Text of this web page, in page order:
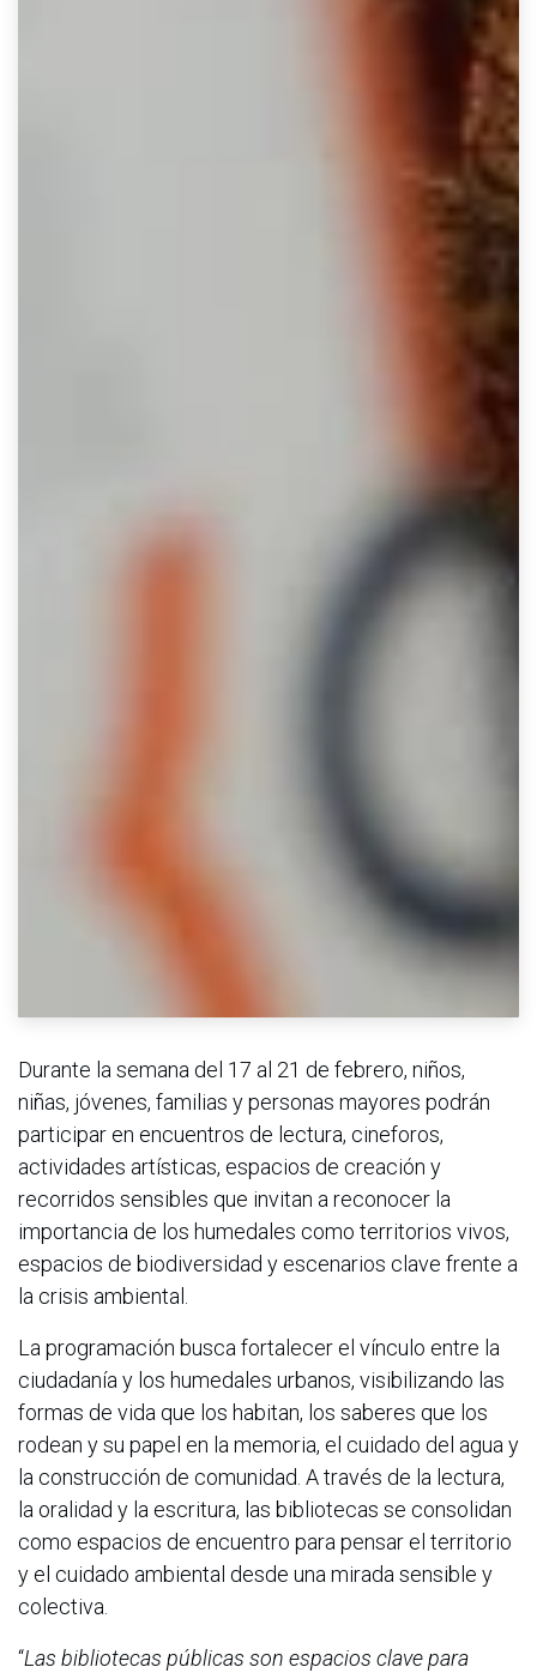
Durante la semana del 17 al 21 de febrero, niños,
niñas, jóvenes, familias y personas mayores podrán
participar en encuentros de lectura, cineforos,
actividades artísticas, espacios de creación y
recorridos sensibles que invitan a reconocer la
importancia de los humedales como territorios vivos,
espacios de biodiversidad y escenarios clave frente a
la crisis ambiental.
La programación busca fortalecer el vínculo entre la
ciudadanía y los humedales urbanos, visibilizando las
formas de vida que los habitan, los saberes que los
rodean y su papel en la memoria, el cuidado del agua y
la construcción de comunidad. A través de la lectura,
la oralidad y la escritura, las bibliotecas se consolidan
como espacios de encuentro para pensar el territorio
y el cuidado ambiental desde una mirada sensible y
colectiva.
“Las bibliotecas públicas son espacios clave para